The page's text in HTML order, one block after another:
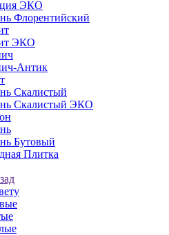
ЭКО
Флорентийский
ЭКО
Антик
Скалистый
Скалистый ЭКО
Бутовый
Плитка